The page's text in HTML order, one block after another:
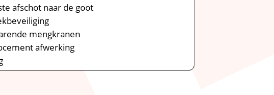
afschot naar de goot
mengkranen
afwerking